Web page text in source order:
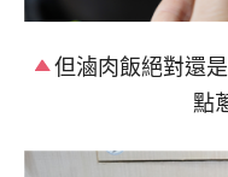
但滷肉飯絕對還
點